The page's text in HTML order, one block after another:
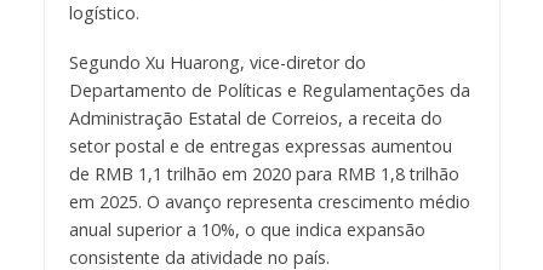
logístico.
Segundo Xu Huarong, vice-diretor do
Departamento de Políticas e Regulamentações da
Administração Estatal de Correios, a receita do
setor postal e de entregas expressas aumentou
de RMB 1,1 trilhão em 2020 para RMB 1,8 trilhão
em 2025. O avanço representa crescimento médio
anual superior a 10%, o que indica expansão
consistente da atividade no país.